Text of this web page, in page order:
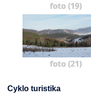
foto (19)
foto (21)
Cyklo turistika